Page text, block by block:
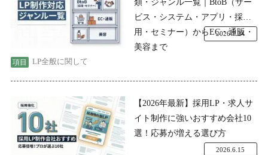
ビス・システム・アプリ・採
用・セミナー）からEC・通販・
美容まで
LP全般に関して
2026.7.24
【2026年最新】採用LP・求人サ
イト制作に強いおすすめ会社10
選！応募が増える選び方
2026.6.15